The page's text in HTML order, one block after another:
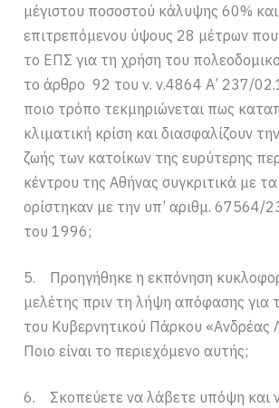
μέγιστου ποσοστού κάλυψης 60% και
επιτρεπόμενου ύψους 28 μέτρων
το ΕΠΣ για τη χρήση του
το άρθρο 92 του ν. ν.4864 Α’ 237/
ποιο τρόπο τεκμηριώνεται πως
κλιματική κρίση και διασφαλίζουν
ζωής των κατοίκων της ευρύτερης
κέντρου της Αθήνας συγκριτικά με
ορίστηκαν με την υπ’ αριθμ. 67564/
του 1996;
5. Προηγήθηκε η εκπόνηση
μελέτης πριν τη λήψη απόφασης για
του Κυβερνητικού Πάρκου «Ανδρέας
Ποιο είναι το περιεχόμενο αυτής;
6. Σκοπεύετε να λάβετε υπόψη και